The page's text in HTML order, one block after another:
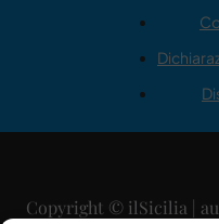
Copyright © ilSicilia |